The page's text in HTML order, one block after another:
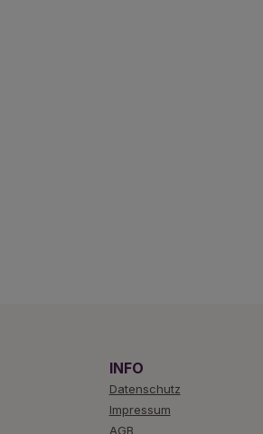
INFO
Datenschutz
Impressum
AGB